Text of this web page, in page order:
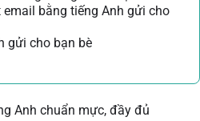
bằng tiếng Anh gửi cho
gửi cho bạn bè
Anh chuẩn mực, đầy đủ